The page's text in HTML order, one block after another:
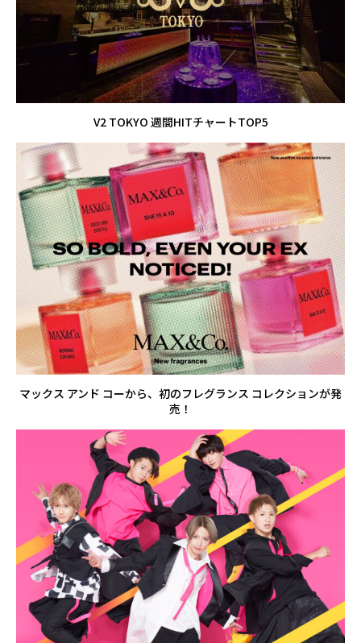
V2 TOKYO 週間HITチャートTOP5
マックス アンド コーから、初のフレグランス コレクションが発
売！